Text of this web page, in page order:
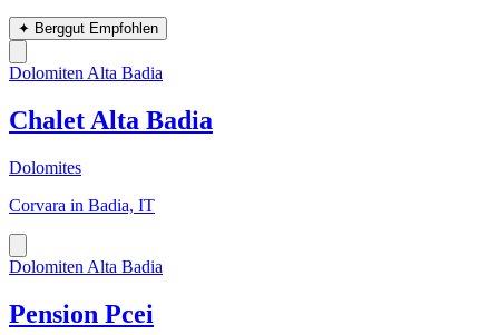
✦ Berggut Empfohlen
Dolomiten Alta Badia
Chalet Alta Badia
Dolomites
Corvara in Badia, IT
Dolomiten Alta Badia
Pension Pcei